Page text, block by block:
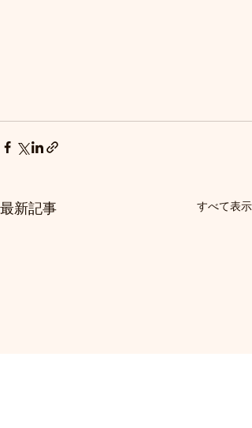
最新記事 すべて表示